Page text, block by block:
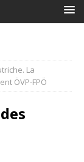
La
ÖVP-FPÖ